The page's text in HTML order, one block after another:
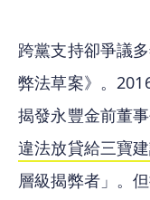
跨黨支持卻爭議
弊法草案》。
揭發永豐金前董
違法放貸給三寶
層級揭弊者」。